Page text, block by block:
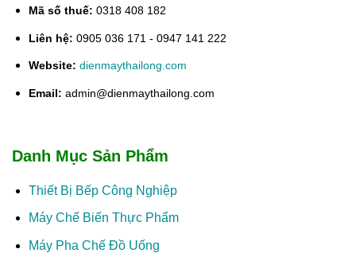
Mã số thuế: 0318 408 182
Liên hệ: 0905 036 171 - 0947 141 222
Website: dienmaythailong.com
Email: admin@dienmaythailong.com
Danh Mục Sản Phẩm
Thiết Bị Bếp Công Nghiệp
Máy Chế Biến Thực Phẩm
Máy Pha Chế Đồ Uống